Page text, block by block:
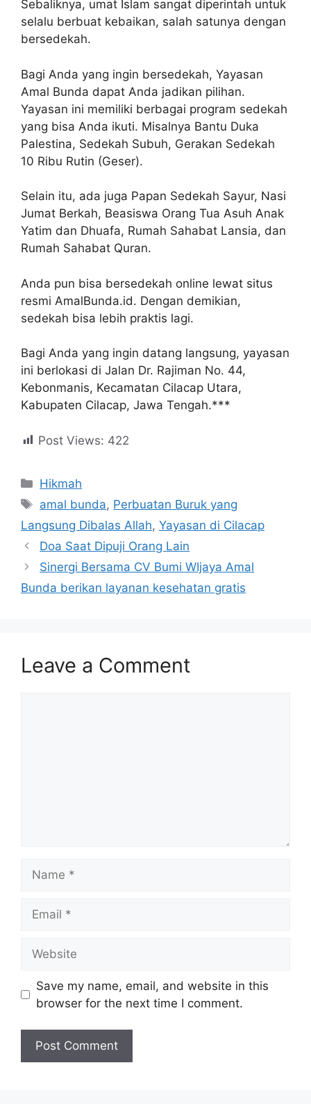
Sebaliknya, umat Islam sangat diperintah untuk
selalu berbuat kebaikan, salah satunya dengan
bersedekah.
Bagi Anda yang ingin bersedekah, Yayasan
Amal Bunda dapat Anda jadikan pilihan.
Yayasan ini memiliki berbagai program sedekah
yang bisa Anda ikuti. Misalnya Bantu Duka
Palestina, Sedekah Subuh, Gerakan Sedekah
10 Ribu Rutin (Geser).
Selain itu, ada juga Papan Sedekah Sayur, Nasi
Jumat Berkah, Beasiswa Orang Tua Asuh Anak
Yatim dan Dhuafa, Rumah Sahabat Lansia, dan
Rumah Sahabat Quran.
Anda pun bisa bersedekah online lewat situs
resmi AmalBunda.id. Dengan demikian,
sedekah bisa lebih praktis lagi.
Bagi Anda yang ingin datang langsung, yayasan
ini berlokasi di Jalan Dr. Rajiman No. 44,
Kebonmanis, Kecamatan Cilacap Utara,
Kabupaten Cilacap, Jawa Tengah.***
Post Views: 422
Hikmah
amal bunda, Perbuatan Buruk yang
Langsung Dibalas Allah, Yayasan di Cilacap
Doa Saat Dipuji Orang Lain
Sinergi Bersama CV Bumi WIjaya Amal
Bunda berikan layanan kesehatan gratis
Leave a Comment
Save my name, email, and website in this
browser for the next time I comment.